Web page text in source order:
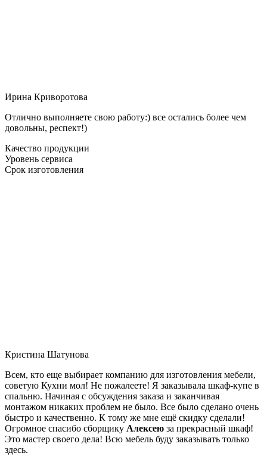
Ирина Криворотова
Отлично выполняете свою работу:) все остались более чем
довольны, респект!)
Качество продукции
Уровень сервиса
Срок изготовления
Кристина Шатунова
Всем, кто еще выбирает компанию для изготовления мебели,
советую Кухни мол! Не пожалеете! Я заказывала шкаф-купе в
спальню. Начиная с обсуждения заказа и заканчивая
монтажом никаких проблем не было. Все было сделано очень
быстро и качественно. К тому же мне ещё скидку сделали!
Огромное спасибо сборщику Алексею за прекрасный шкаф!
Это мастер своего дела! Всю мебель буду заказывать только
здесь.